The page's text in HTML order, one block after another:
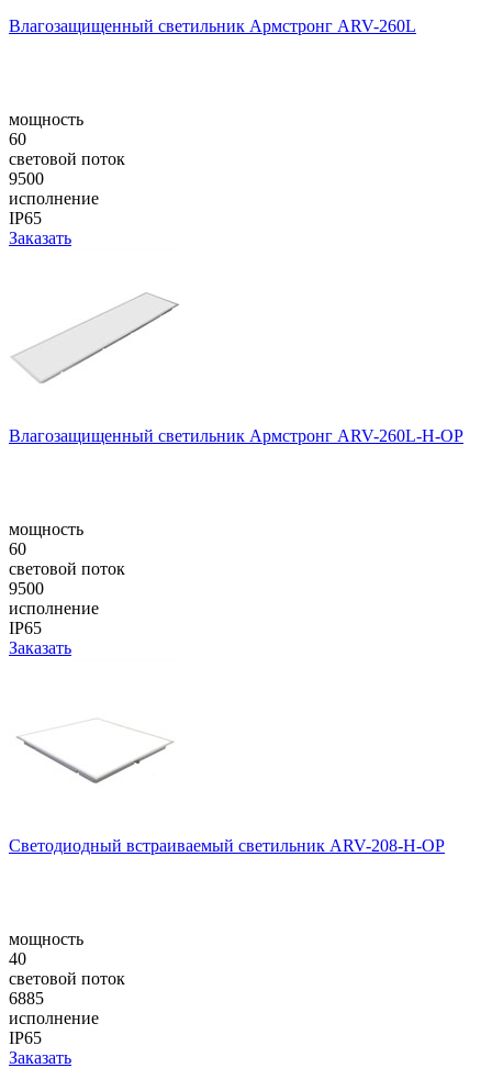
Влагозащищенный светильник Армстронг ARV-260L
мощность
60
световой поток
9500
исполнение
IP65
Заказать
Влагозащищенный светильник Армстронг ARV-260L-H-OP
мощность
60
световой поток
9500
исполнение
IP65
Заказать
Светодиодный встраиваемый светильник ARV-208-H-OP
мощность
40
световой поток
6885
исполнение
IP65
Заказать